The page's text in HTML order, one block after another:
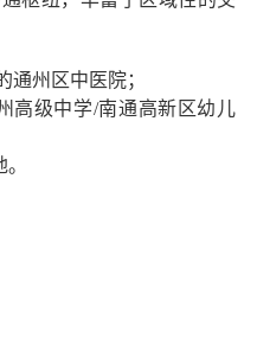
通州区中医院；
高级中学/南通高新区幼儿